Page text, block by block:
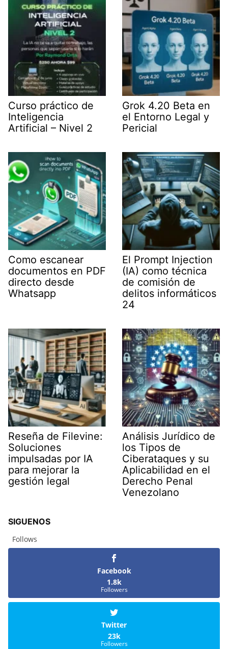
r
)
Curso práctico de
Inteligencia
Artificial – Nivel 2
Grok 4.20 Beta en
el Entorno Legal y
Pericial
Como escanear
documentos en PDF
directo desde
Whatsapp
El Prompt Injection
(IA) como técnica
de comisión de
delitos informáticos
24
Reseña de Filevine:
Soluciones
impulsadas por IA
para mejorar la
gestión legal
Análisis Jurídico de
los Tipos de
Ciberataques y su
Aplicabilidad en el
Derecho Penal
Venezolano
SIGUENOS
Follows
Facebook
1.8k
Followers
Twitter
23k
Followers